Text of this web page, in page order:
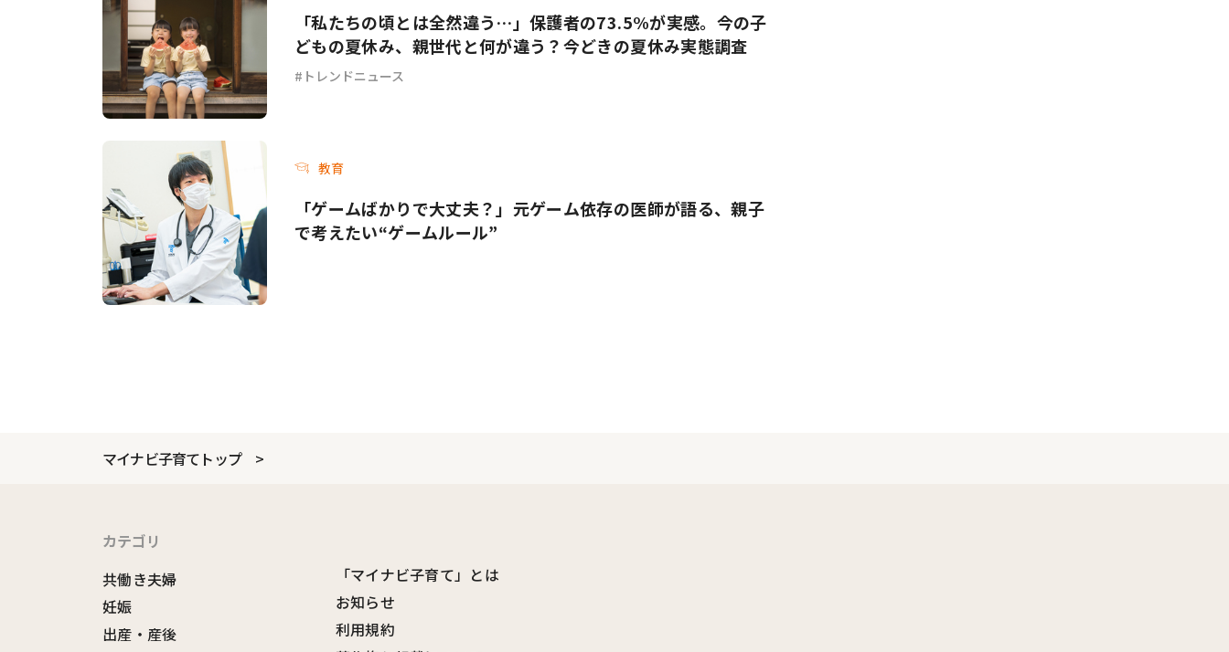
「私たちの頃とは全然違う…」保護者の73.5%が実感。今の子
どもの夏休み、親世代と何が違う？今どきの夏休み実態調査
トレンドニュース
教育
「ゲームばかりで大丈夫？」元ゲーム依存の医師が語る、親子
で考えたい“ゲームルール”
マイナビ子育てトップ
カテゴリ
共働き夫婦
妊娠
出産・産後
「マイナビ子育て」とは
お知らせ
利用規約